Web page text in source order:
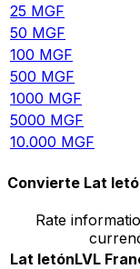
25 MGF
50 MGF
100 MGF
500 MGF
1000 MGF
5000 MGF
10.000 MGF
Convierte Lat
Rate
Lat letónLVL